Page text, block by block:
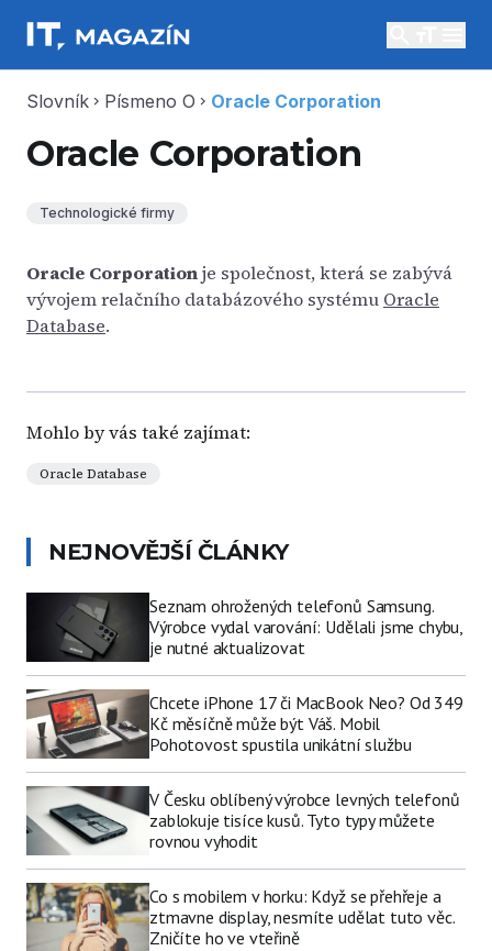
Slovník chevron_right Písmeno O chevron_right Oracle Corporation
Oracle Corporation
Technologické firmy
Oracle Corporationje společnost, která se zabývá
vývojem relačního databázového systému Oracle
Database.
Mohlo by vás také zajímat:
Oracle Database
NEJNOVĚJŠÍ ČLÁNKY
Seznam ohrožených telefonů Samsung.
Výrobce vydal varování: Udělali jsme chybu,
je nutné aktualizovat
Chcete iPhone 17 či MacBook Neo? Od 349
Kč měsíčně může být Váš. Mobil
Pohotovost spustila unikátní službu
V Česku oblíbený výrobce levných telefonů
zablokuje tisíce kusů. Tyto typy můžete
rovnou vyhodit
Co s mobilem v horku: Když se přehřeje a
ztmavne display, nesmíte udělat tuto věc.
Zničíte ho ve vteřině